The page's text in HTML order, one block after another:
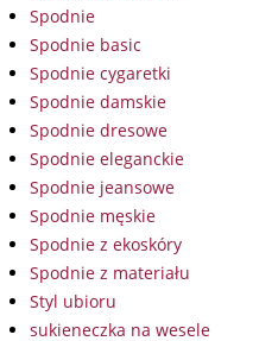
Spodnie
Spodnie basic
Spodnie cygaretki
Spodnie damskie
Spodnie dresowe
Spodnie eleganckie
Spodnie jeansowe
Spodnie męskie
Spodnie z ekoskóry
Spodnie z materiału
Styl ubioru
sukieneczka na wesele